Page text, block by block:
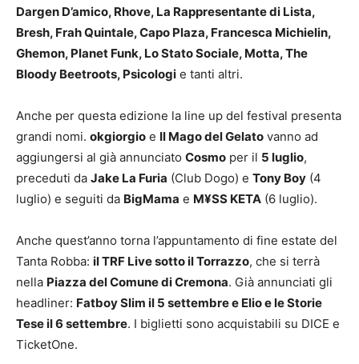
Dargen D’amico, Rhove, La Rappresentante di Lista,
Bresh, Frah Quintale, Capo Plaza, Francesca Michielin,
Ghemon, Planet Funk, Lo Stato Sociale, Motta, The
Bloody Beetroots, Psicologi e tanti altri.
Anche per questa edizione la line up del festival presenta
grandi nomi. okgiorgio e Il Mago del Gelato vanno ad
aggiungersi al già annunciato Cosmo per il 5 luglio,
preceduti da Jake La Furia (Club Dogo) e Tony Boy (4
luglio) e seguiti da BigMama e M¥SS KETA (6 luglio).
Anche quest’anno torna l’appuntamento di fine estate del
Tanta Robba: il TRF Live sotto il Torrazzo, che si terrà
nella Piazza del Comune di Cremona. Già annunciati gli
headliner: Fatboy Slim il 5 settembre e Elio e le Storie
Tese il 6 settembre. I biglietti sono acquistabili su DICE e
TicketOne.